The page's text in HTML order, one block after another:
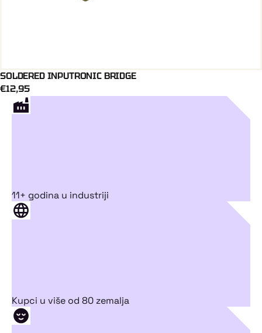
Dodaj U Košaricu
SOLDERED INPUTRONIC BRIDGE
€12,95
11+ godina u industriji
Kupci u više od 80 zemalja